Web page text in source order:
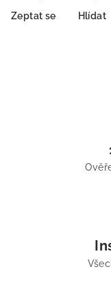
Zeptat se Hlídat